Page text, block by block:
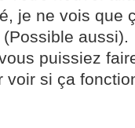
je ne vois que
aussi).
puissiez
voir si ça